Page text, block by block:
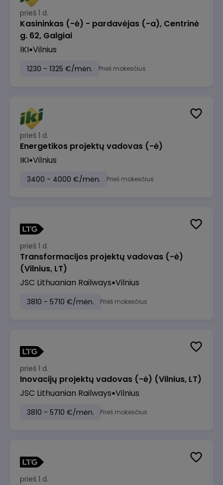
prieš 1 d.
Kasininkas (-ė) - pardavėjas (-a), Centrinė
g. 62, Galgiai
IKI Vilnius
1230 - 1325 €/mėn. Prieš mokesčius
prieš 1 d.
Energetikos projektų vadovas (-ė)
IKI Vilnius
3400 - 4000 €/mėn. Prieš mokesčius
prieš 1 d.
Transformacijos projektų vadovas (-ė)
(Vilnius, LT)
JSC Lithuanian Railways Vilnius
3810 - 5710 €/mėn. Prieš mokesčius
prieš 1 d.
Inovacijų projektų vadovas (-ė) (Vilnius, LT)
JSC Lithuanian Railways Vilnius
3810 - 5710 €/mėn. Prieš mokesčius
prieš 1 d.